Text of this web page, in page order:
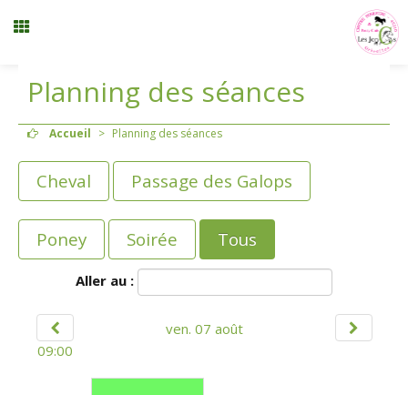
Inscription stages et événements
Mon compte
0 Panier
Contact
Planning des séances
Accueil > Planning des séances
Cheval Passage des Galops
Poney Soirée Tous
Aller au :
09:00
ven. 07 août